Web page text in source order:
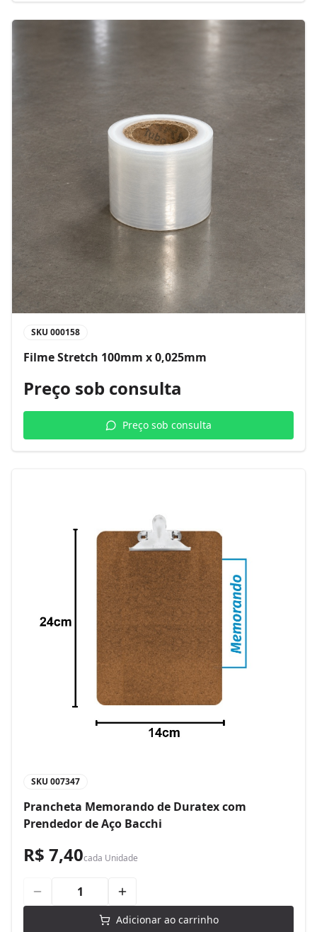
SKU 000158
Filme Stretch 100mm x 0,025mm
Preço sob consulta
Preço sob consulta
SKU 007347
Prancheta Memorando de Duratex com
Prendedor de Aço Bacchi
R$ 7,40cada Unidade
Adicionar ao carrinho